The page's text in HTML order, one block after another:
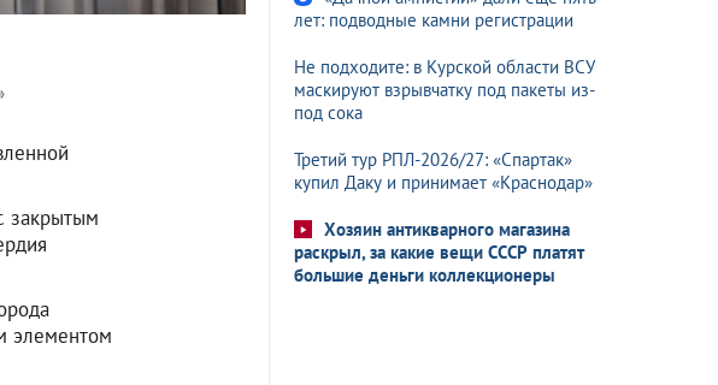
закрытым
элементом
лет: подводные камни регистрации
Не подходите: в Курской области ВСУ
маскируют взрывчатку под пакеты из-
под сока
Третий тур РПЛ-2026/27: «Спартак»
купил Даку и принимает «Краснодар»
Хозяин антикварного магазина
раскрыл, за какие вещи СССР платят
большие деньги коллекционеры